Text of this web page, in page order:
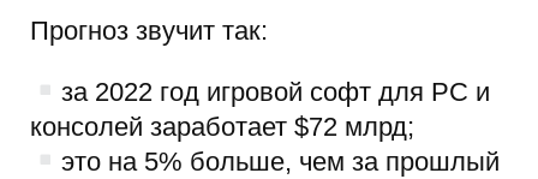
Прогноз звучит так:
за 2022 год игровой софт для PC и
консолей заработает $72 млрд;
это на 5% больше, чем за прошлый